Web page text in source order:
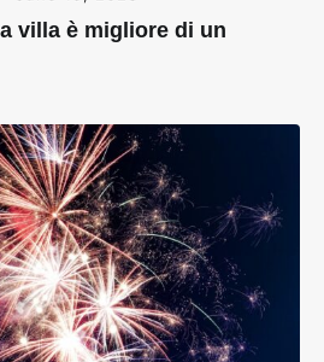
villa è migliore di un